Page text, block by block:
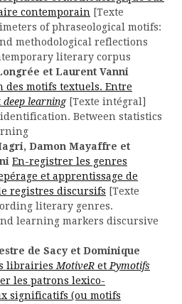
contemporain [Texte
of phraseological motifs:
methodological reflections
literary corpus
et Laurent Vanni
des motifs textuels. Entre
deep learning[Texte intégral]
Between statistics
Damon Mayaffre et
En-registrer les genres
et apprentissage de
registres discursifs [Texte
literary genres.
learning markers discursive
de Sacy et Dominique
librairiesMotiveR etPymotifs
les patrons lexico-
significatifs (ou motifs